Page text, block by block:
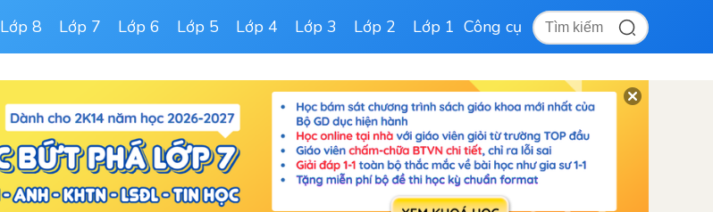
Lớp 8 Lớp 7 Lớp 6 Lớp 5 Lớp 4 Lớp 3 Lớp 2 Lớp 1 Công cụ